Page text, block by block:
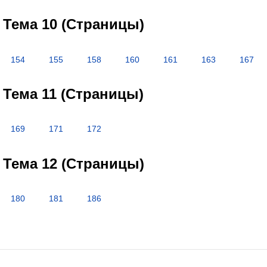
Тема 10 (Страницы)
154 155 158 160 161 163 167
Тема 11 (Страницы)
169 171 172
Тема 12 (Страницы)
180 181 186